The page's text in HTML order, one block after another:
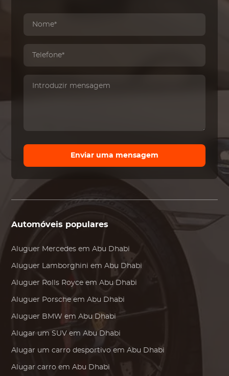
Enviar uma mensagem
Automóveis populares
Aluguer Mercedes em Abu Dhabi
Aluguer Lamborghini em Abu Dhabi
Aluguer Rolls Royce em Abu Dhabi
Aluguer Porsche em Abu Dhabi
Aluguer BMW em Abu Dhabi
Alugar um SUV em Abu Dhabi
Alugar um carro desportivo em Abu Dhabi
Alugar carro em Abu Dhabi